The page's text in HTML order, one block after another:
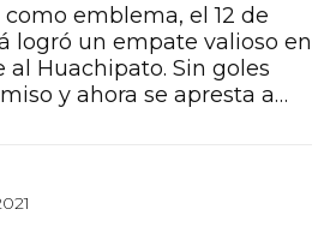
emblema, el 12 de
logró un empate valioso en
Huachipato. Sin goles
y ahora se apresta a
“Gigante de Arroyito”.